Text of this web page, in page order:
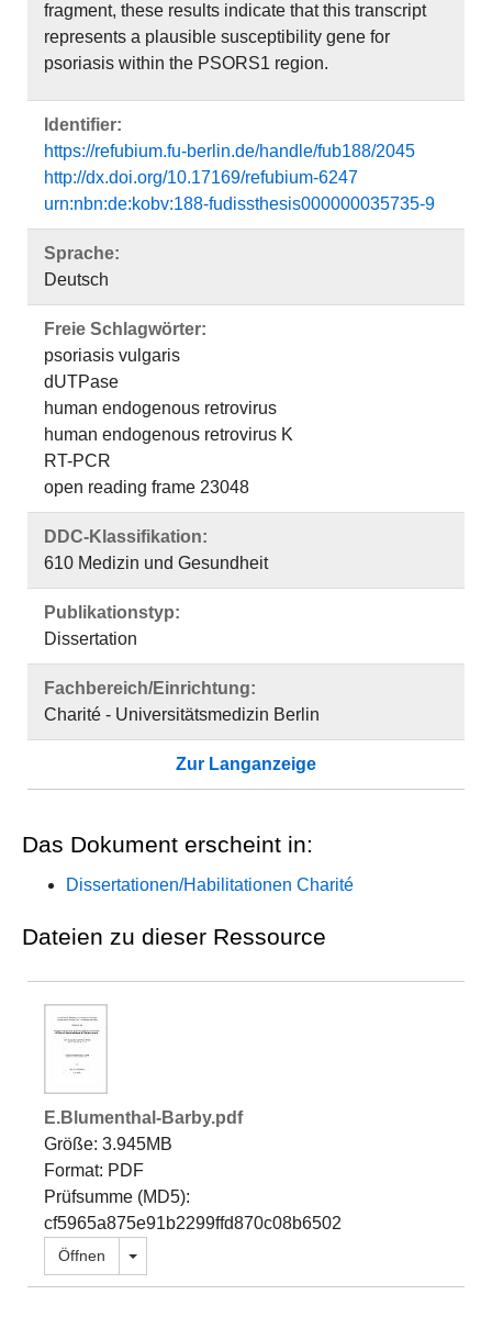
fragment, these results indicate that this transcript
represents a plausible susceptibility gene for
psoriasis within the PSORS1 region.
Identifier:
https://refubium.fu-berlin.de/handle/fub188/2045
http://dx.doi.org/10.17169/refubium-6247
urn:nbn:de:kobv:188-fudissthesis000000035735-9
Sprache:
Deutsch
Freie Schlagwörter:
psoriasis vulgaris
dUTPase
human endogenous retrovirus
human endogenous retrovirus K
RT-PCR
open reading frame 23048
DDC-Klassifikation:
610 Medizin und Gesundheit
Publikationstyp:
Dissertation
Fachbereich/Einrichtung:
Charité - Universitätsmedizin Berlin
Zur Langanzeige
Das Dokument erscheint in:
Dissertationen/Habilitationen Charité
Dateien zu dieser Ressource
E.Blumenthal-Barby.pdf
Größe: 3.945MB
Format: PDF
Prüfsumme (MD5):
cf5965a875e91b2299ffd870c08b6502
Öffnen Dropdown öffnen